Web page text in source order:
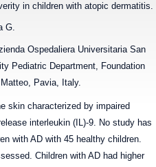
in children with atopic dermatitis.
G.
Ospedaliera Universitaria San
Pediatric Department, Foundation
Pavia, Italy.
skin characterized by impaired
interleukin (IL)-9. No study has
with AD with 45 healthy children.
Children with AD had higher